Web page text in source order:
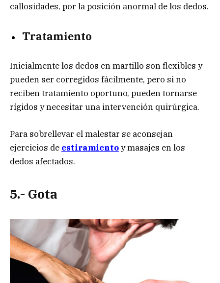
callosidades, por la posición anormal de los dedos.
Tratamiento
Inicialmente los dedos en martillo son flexibles y
pueden ser corregidos fácilmente, pero si no
reciben tratamiento oportuno, pueden tornarse
rígidos y necesitar una intervención quirúrgica.
Para sobrellevar el malestar se aconsejan
ejercicios de estiramientoy masajes en los
dedos afectados.
5.- Gota